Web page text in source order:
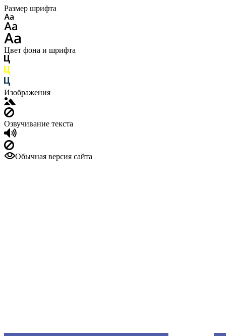
Размер шрифта
Цвет фона и шрифта
Изображения
Озвучивание текста
Обычная версия сайта